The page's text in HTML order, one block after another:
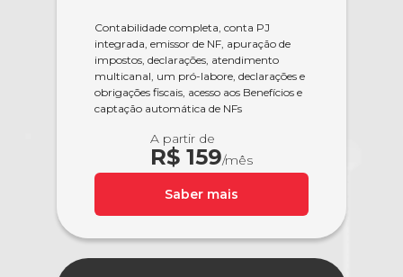
Contabilidade completa, conta PJ
integrada, emissor de NF, apuração de
impostos, declarações, atendimento
multicanal, um pró-labore, declarações e
obrigações fiscais, acesso aos Benefícios e
captação automática de NFs
A partir de
R$ 159/mês
Saber mais